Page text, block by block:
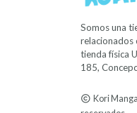
Somos una
relacionados
tienda física
185,
Kori